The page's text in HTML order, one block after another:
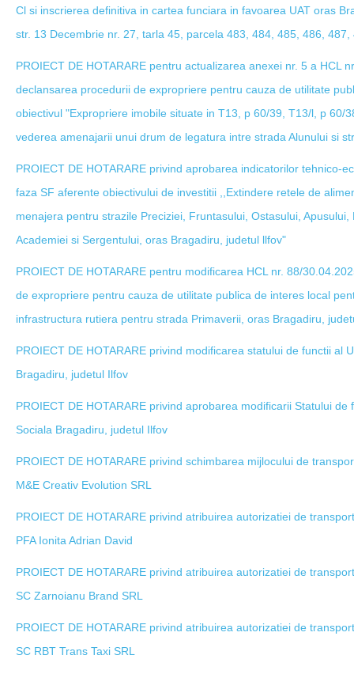
Cl si inscrierea definitiva in cartea funciara in favoarea UAT oras
str. 13 Decembrie nr. 27, tarla 45, parcela 483, 484, 485, 486,
PROIECT DE HOTARARE pentru actualizarea anexei nr. 5 a HCL
declansarea procedurii de expropriere pentru cauza de utilitate
obiectivul "Expropriere imobile situate in T13, p 60/39, T13/l, p 60/
vederea amenajarii unui drum de legatura intre strada Alunului si
PROIECT DE HOTARARE privind aprobarea indicatorilor tehnico-
faza SF aferente obiectivului de investitii ,,Extindere retele de
menajera pentru strazile Preciziei, Fruntasului, Ostasului, Apusului,
Academiei si Sergentului, oras Bragadiru, judetul llfov"
PROIECT DE HOTARARE pentru modificarea HCL nr. 88/
de expropriere pentru cauza de utilitate publica de interes local
infrastructura rutiera pentru strada Primaverii, oras Bragadiru,
PROIECT DE HOTARARE privind modificarea statului de functii al
Bragadiru, judetul Ilfov
PROIECT DE HOTARARE privind aprobarea modificarii Statului de
Sociala Bragadiru, judetul Ilfov
PROIECT DE HOTARARE privind schimbarea mijlocului de
M&E Creativ Evolution SRL
PROIECT DE HOTARARE privind atribuirea autorizatiei de
PFA Ionita Adrian David
PROIECT DE HOTARARE privind atribuirea autorizatiei de
SC Zarnoianu Brand SRL
PROIECT DE HOTARARE privind atribuirea autorizatiei de
SC RBT Trans Taxi SRL